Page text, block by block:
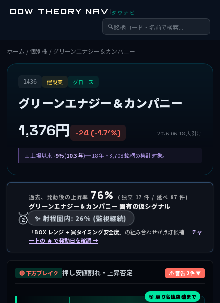
DOW THEORY NAVI ダウナビ
🔍
ホーム /個別株 / グリーンエナジー＆カンパニー
1436 建設業 グロース
グリーンエナジー＆カンパニー
1,376円 -24 (-1.71%) 2026-06-18 大引け
上場以来-9%(10.3 年)─ 18 年・3,708 銘柄の集計対象。
🥈
過去、発動後の上昇率 76% (独立 17 件 / 延べ 87 件)
グリーンエナジー＆カンパニー 固有の仮シグナル
✨ 射程圏内: 26% (監視継続)
「BOX レンジ + 買タイミング安全度」の組み合わせが点灯候補 ─チャ
ートの 🔥 で発動日を確認 →
🔴 下方ブレイク 押し安値割れ・上昇否定 ⚠ 警告 2 件 ▼
🎯 戻り高値突破まで